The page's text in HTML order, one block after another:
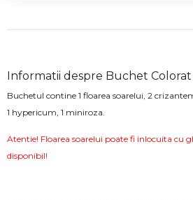
Informatii despre Buchet
Buchetul contine 1 floarea soarelui, 2
1 hypericum, 1 miniroza.
Atentie! Floarea soarelui poate fi inlocuita cu
disponibil!